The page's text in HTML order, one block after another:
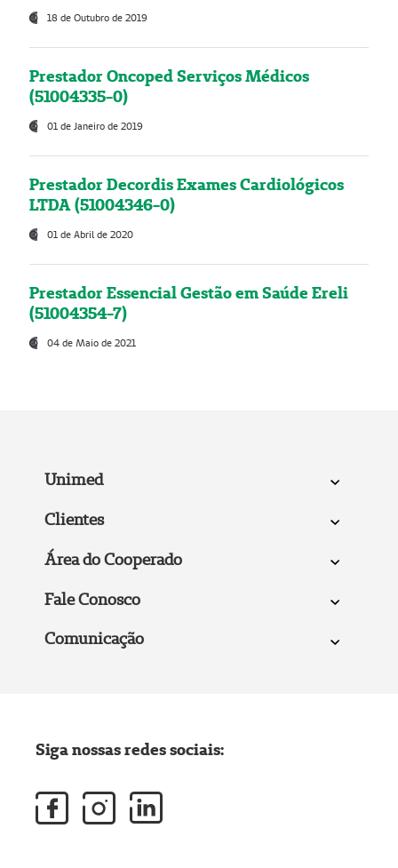
18 de Outubro de 2019
Prestador Oncoped Serviços Médicos
(51004335-0)
01 de Janeiro de 2019
Prestador Decordis Exames Cardiológicos
LTDA (51004346-0)
01 de Abril de 2020
Prestador Essencial Gestão em Saúde Ereli
(51004354-7)
04 de Maio de 2021
Unimed
Clientes
Área do Cooperado
Fale Conosco
Comunicação
Siga nossas redes sociais: